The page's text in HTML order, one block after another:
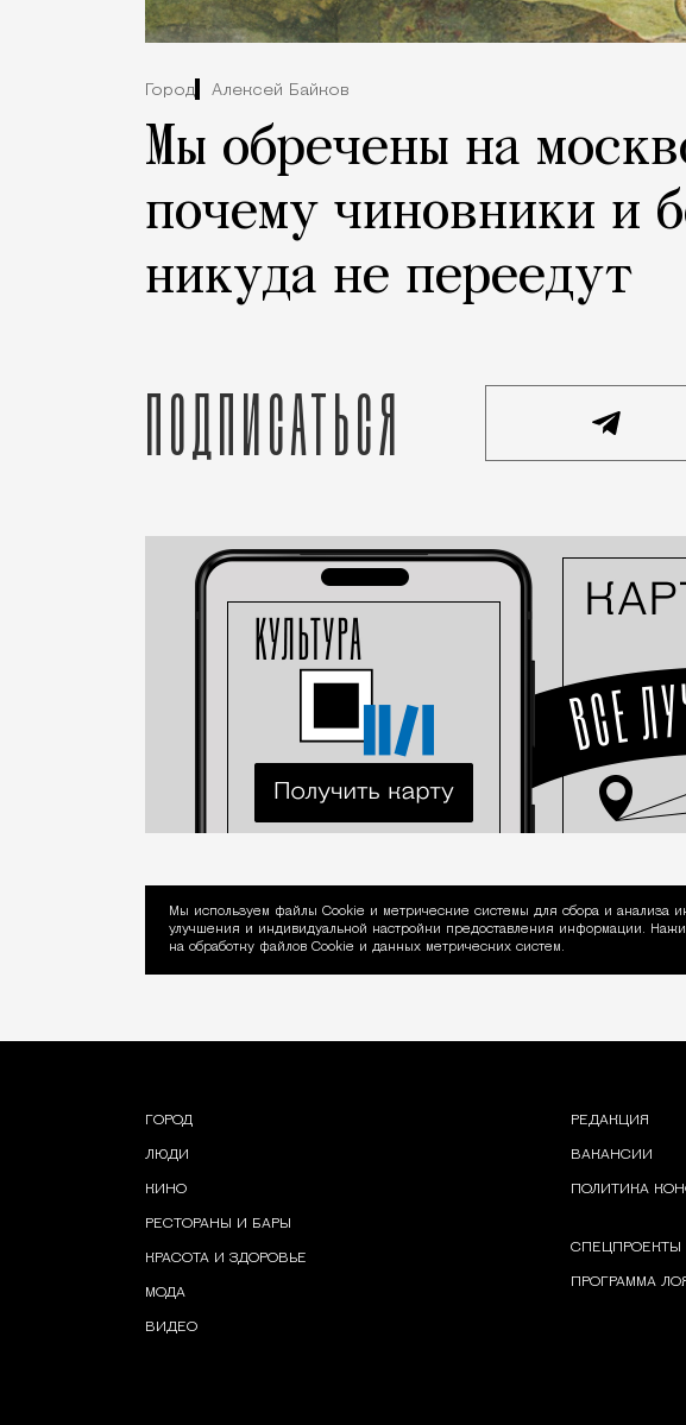
Город Алексей Байков
Мы обречены на
почему чиновники и
никуда не переедут
Подписаться
Уведомление об
Мы используем файлы Сookie и метрические системы для сбора и анализа
улучшения и индивидуальной настройки предоставления информации.
на обработку файлов Cookie и данных метрических систем.
ГОРОД
ЛЮДИ
КИНО
РЕСТОРАНЫ И БАРЫ
КРАСОТА И ЗДОРОВЬЕ
МОДА
ВИДЕО
РЕДАКЦИЯ
ВАКАНСИИ
ПОЛИТИКА
СПЕЦПРОЕКТЫ
ПРОГРАММА